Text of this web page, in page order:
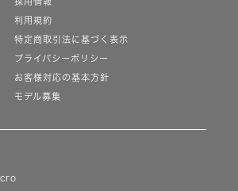
利用規約
特定商取引法に基づく表示
プライバシーポリシー
お客様対応の基本方針
モデル募集